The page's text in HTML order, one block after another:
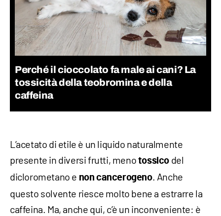
Perché il cioccolato fa male ai cani? La
tossicità della teobromina e della
caffeina
L’acetato di etile è un liquido naturalmente
presente in diversi frutti, meno tossico del
diclorometano e non cancerogeno. Anche
questo solvente riesce molto bene a estrarre la
caffeina. Ma, anche qui, c’è un inconveniente: è